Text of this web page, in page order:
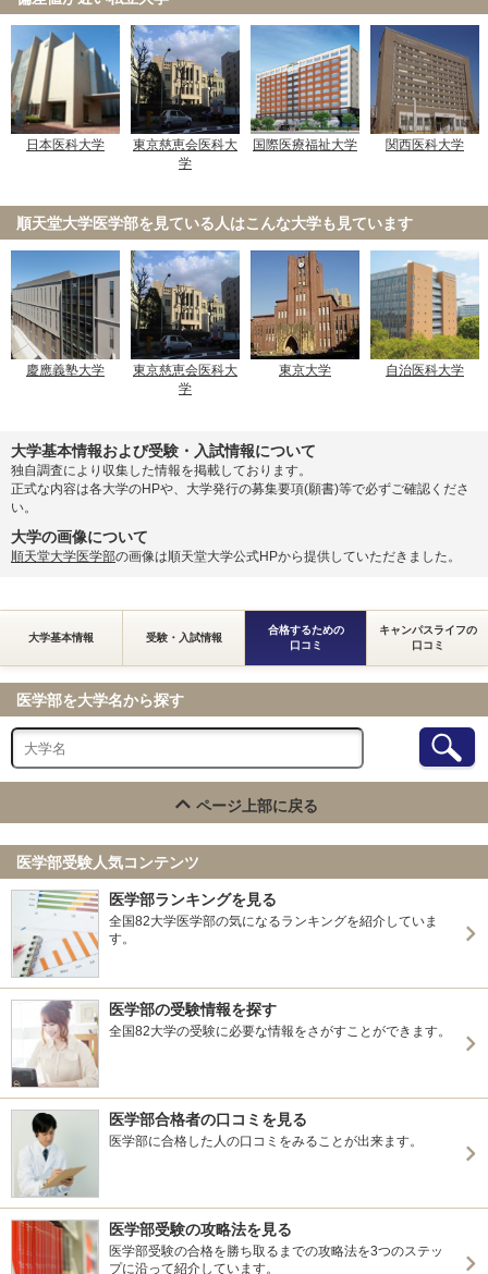
日本医科大学
東京慈恵会医科大
学
国際医療福祉大学 関西医科大学
順天堂大学医学部を見ている人はこんな大学も見ています
慶應義塾大学
東京慈恵会医科大
学
東京大学 自治医科大学
大学基本情報および受験・入試情報について
独自調査により収集した情報を掲載しております。
正式な内容は各大学のHPや、大学発行の募集要項(願書)等で必ずご確認くださ
い。
大学の画像について
順天堂大学医学部の画像は順天堂大学公式HPから提供していただきました。
大学基本情報 受験・入試情報
合格するための
口コミ
キャンパスライフの
口コミ
医学部を大学名から探す
ページ上部に戻る
医学部受験人気コンテンツ
医学部ランキングを見る
全国82大学医学部の気になるランキングを紹介していま
す。
医学部の受験情報を探す
全国82大学の受験に必要な情報をさがすことができます。
医学部合格者の口コミを見る
医学部に合格した人の口コミをみることが出来ます。
医学部受験の攻略法を見る
医学部受験の合格を勝ち取るまでの攻略法を3つのステッ
プに沿って紹介しています。